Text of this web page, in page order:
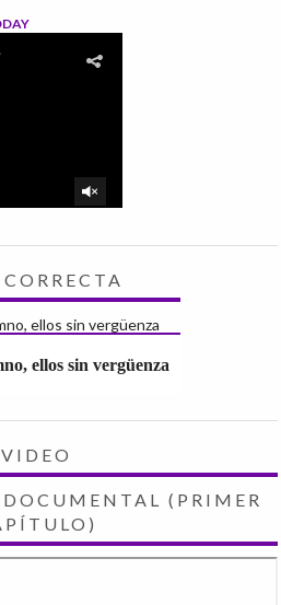
ellos sin vergüenza
VIDEO
(PRIMER